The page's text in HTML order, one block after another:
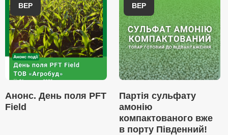
ВЕР
Анонс. День поля PFT
Field
ВЕР
Партія сульфату
амонію
компактованого вже
в порту Південний!